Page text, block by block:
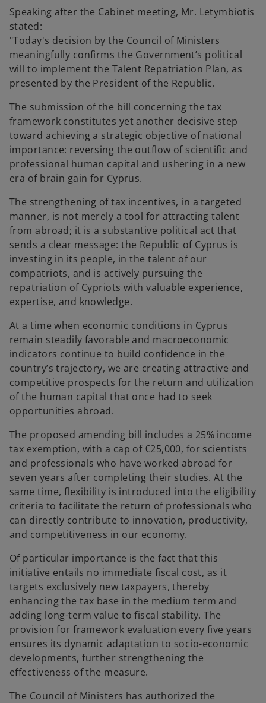
Speaking after the Cabinet meeting, Mr. Letymbiotis
stated:
"Today's decision by the Council of Ministers
meaningfully confirms the Government’s political
will to implement the Talent Repatriation Plan, as
presented by the President of the Republic.
The submission of the bill concerning the tax
framework constitutes yet another decisive step
toward achieving a strategic objective of national
importance: reversing the outflow of scientific and
professional human capital and ushering in a new
era of brain gain for Cyprus.
The strengthening of tax incentives, in a targeted
manner, is not merely a tool for attracting talent
from abroad; it is a substantive political act that
sends a clear message: the Republic of Cyprus is
investing in its people, in the talent of our
compatriots, and is actively pursuing the
repatriation of Cypriots with valuable experience,
expertise, and knowledge.
At a time when economic conditions in Cyprus
remain steadily favorable and macroeconomic
indicators continue to build confidence in the
country’s trajectory, we are creating attractive and
competitive prospects for the return and utilization
of the human capital that once had to seek
opportunities abroad.
The proposed amending bill includes a 25% income
tax exemption, with a cap of €25,000, for scientists
and professionals who have worked abroad for
seven years after completing their studies. At the
same time, flexibility is introduced into the eligibility
criteria to facilitate the return of professionals who
can directly contribute to innovation, productivity,
and competitiveness in our economy.
Of particular importance is the fact that this
initiative entails no immediate fiscal cost, as it
targets exclusively new taxpayers, thereby
enhancing the tax base in the medium term and
adding long-term value to fiscal stability. The
provision for framework evaluation every five years
ensures its dynamic adaptation to socio-economic
developments, further strengthening the
effectiveness of the measure.
The Council of Ministers has authorized the